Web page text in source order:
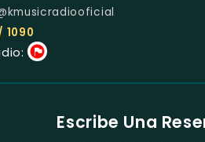
1090
Escribe Una